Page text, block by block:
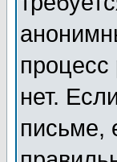
процесс
нет.
письме,